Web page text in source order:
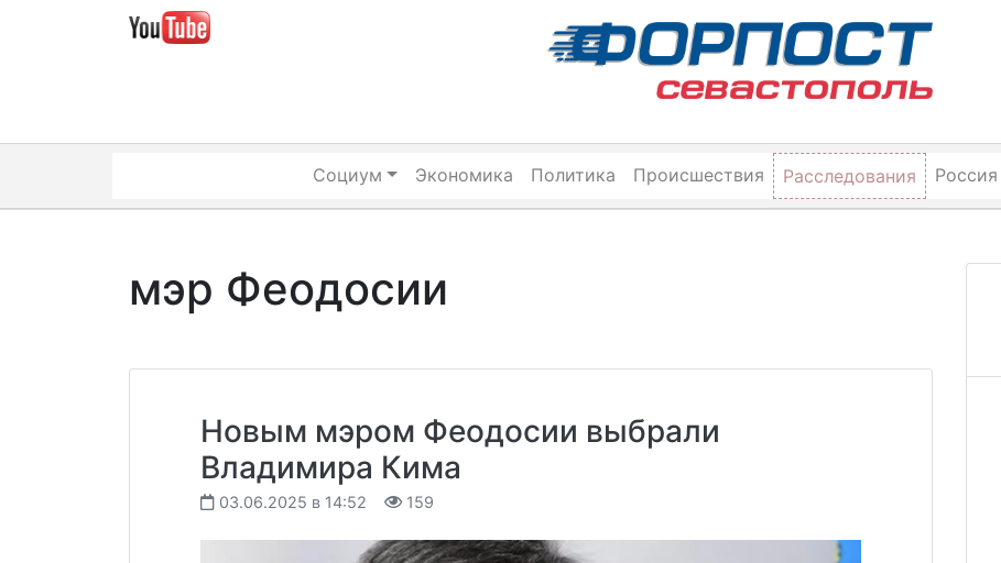
Социум Экономика Политика Происшествия Расследования Россия
мэр Феодосии
Новым мэром Феодосии выбрали
Владимира Кима
03.06.2025 в 14:52 159